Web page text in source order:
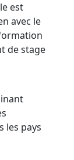
est
avec le
de stage
les pays